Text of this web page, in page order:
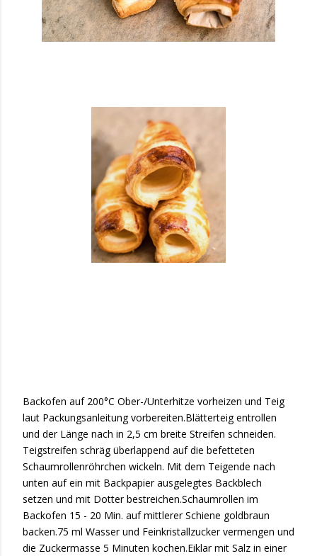
Backofen auf 200°C Ober-/Unterhitze vorheizen und Teig
laut Packungsanleitung vorbereiten.Blätterteig entrollen
und der Länge nach in 2,5 cm breite Streifen schneiden.
Teigstreifen schräg überlappend auf die befetteten
Schaumrollenröhrchen wickeln. Mit dem Teigende nach
unten auf ein mit Backpapier ausgelegtes Backblech
setzen und mit Dotter bestreichen.Schaumrollen im
Backofen 15 - 20 Min. auf mittlerer Schiene goldbraun
backen.75 ml Wasser und Feinkristallzucker vermengen und
die Zuckermasse 5 Minuten kochen.Eiklar mit Salz in einer